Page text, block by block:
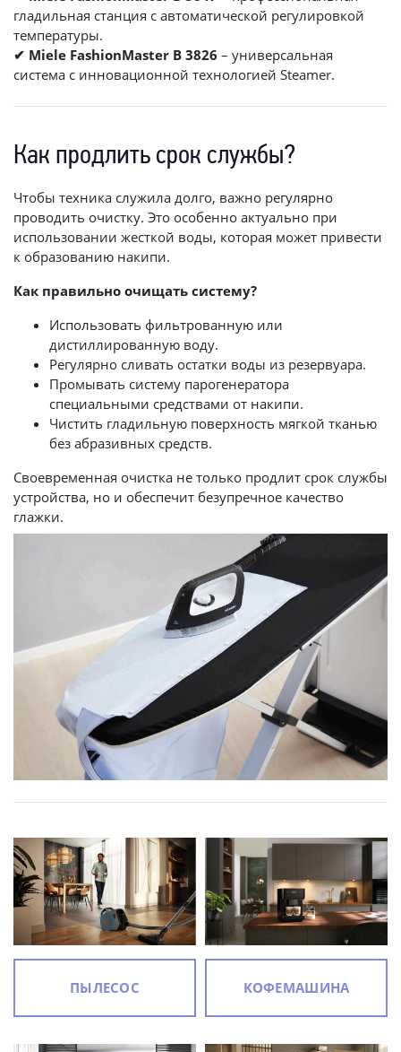
гладильная станция с автоматической регулировкой
температуры.
✔ Miele FashionMaster B 3826 – универсальная
система с инновационной технологией Steamer.
Как продлить срок службы?
Чтобы техника служила долго, важно регулярно
проводить очистку. Это особенно актуально при
использовании жесткой воды, которая может привести
к образованию накипи.
Как правильно очищать систему?
Использовать фильтрованную или
дистиллированную воду.
Регулярно сливать остатки воды из резервуара.
Промывать систему парогенератора
специальными средствами от накипи.
Чистить гладильную поверхность мягкой тканью
без абразивных средств.
Своевременная очистка не только продлит срок службы
устройства, но и обеспечит безупречное качество
глажки.
ПЫЛЕСОС КОФЕМАШИНА